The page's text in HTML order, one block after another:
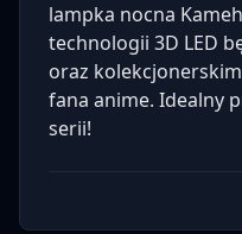
lampka nocna
technologii 3D LED
oraz
fana anime. Idealny
serii!